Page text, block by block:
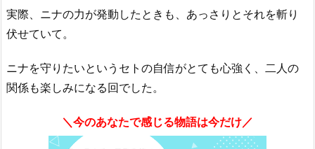
実際、ニナの力が発動したときも、あっさりとそれを斬り
伏せていて。
ニナを守りたいというセトの自信がとても心強く、二人の
関係も楽しみになる回でした。
＼今のあなたで感じる物語は今だけ／